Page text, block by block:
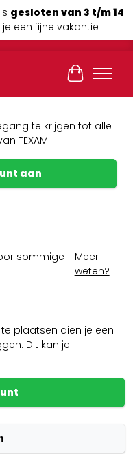
gesloten van 3 t/m 14
je een fijne vakantie
te krijgen tot alle
TEXAM
aan
sommige
Meer
weten?
plaatsen dien je een
Dit kan je